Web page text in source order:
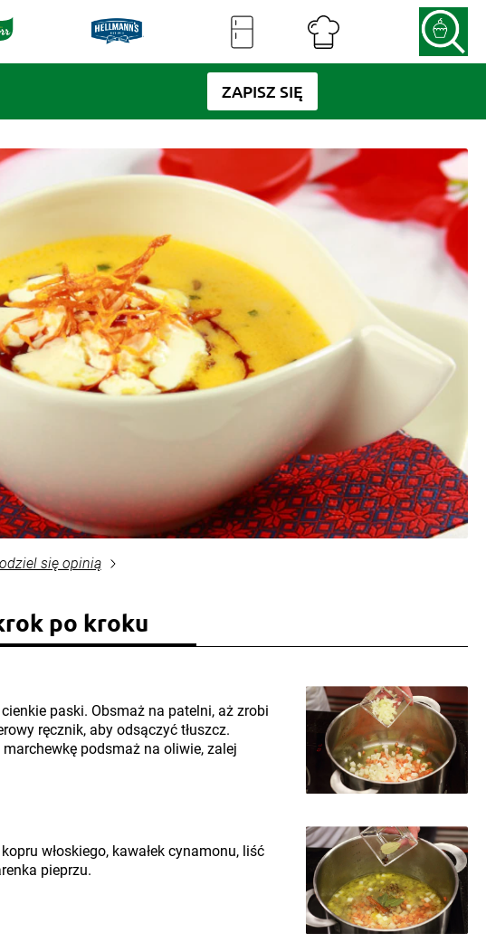
ZAPISZ SIĘ
się opinią
po kroku
paski. Obsmaż na patelni, aż zrobi
ręcznik, aby odsączyć tłuszcz.
marchewkę podsmaż na oliwie, zalej
włoskiego, kawałek cynamonu, liść
pieprzu.